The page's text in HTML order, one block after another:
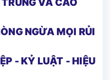
NGỪA MỌI RỦI
- KỶ LUẬT - HIỆU